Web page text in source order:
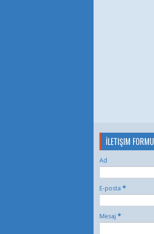
İLETIŞIM FORMU
Ad
E-posta *
Mesaj *